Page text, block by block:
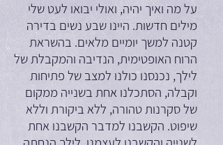
על מה ואיך יהיה, ואולי יבואו לעט שלי
מילים חדשות. היינו שבע נשים בדירה
קטנה למשך יומיים מלאים. בהשראת
הרוח האופטימית, הנדיבה והמקבלת של
לילך, נכנסנו כולנו למצב של פתיחות
וקבלה, הסתכלנו אחת בשנייה ממקום
של סקרנות טהורה, ללא ביקורת וללא
שיפוט. הקשבנו למדבר הקשבנו אחת